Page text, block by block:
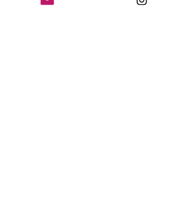
de paisagens, vida selvagem e